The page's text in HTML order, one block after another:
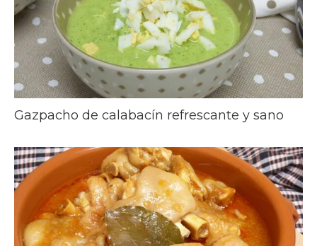
Gazpacho de calabacín refrescante y sano